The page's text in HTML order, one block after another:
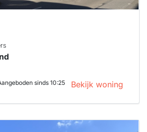
sinds 10:25 Bekijk woning